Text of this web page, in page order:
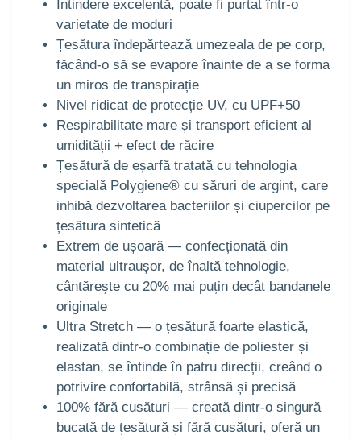
Întindere excelentă, poate fi purtat într-o
varietate de moduri
Țesătura îndepărtează umezeala de pe corp,
făcând-o să se evapore înainte de a se forma
un miros de transpirație
Nivel ridicat de protecție UV, cu UPF+50
Respirabilitate mare și transport eficient al
umidității + efect de răcire
Țesătură de eșarfă tratată cu tehnologia
specială Polygiene® cu săruri de argint, care
inhibă dezvoltarea bacteriilor și ciupercilor pe
țesătura sintetică
Extrem de ușoară — confecționată din
material ultraușor, de înaltă tehnologie,
cântărește cu 20% mai puțin decât bandanele
originale
Ultra Stretch — o țesătură foarte elastică,
realizată dintr-o combinație de poliester și
elastan, se întinde în patru direcții, creând o
potrivire confortabilă, strânsă și precisă
100% fără cusături — creată dintr-o singură
bucată de țesătură și fără cusături, oferă un